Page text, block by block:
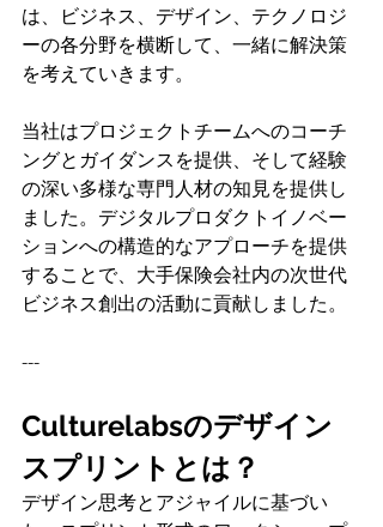
は、ビジネス、デザイン、テクノロジ
ーの各分野を横断して、一緒に解決策
を考えていきます。
当社はプロジェクトチームへのコーチ
ングとガイダンスを提供、そして経験
の深い多様な専門人材の知見を提供し
ました。デジタルプロダクトイノベー
ションへの構造的なアプローチを提供
することで、大手保険会社内の次世代
ビジネス創出の活動に貢献しました。
---
Culturelabsのデザイン
スプリントとは？
デザイン思考とアジャイルに基づい